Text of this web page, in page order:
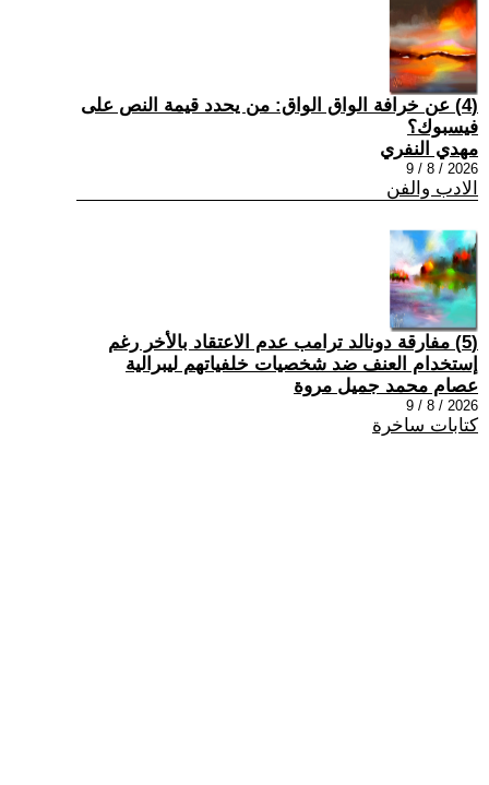
(4) عن خرافة الواق الواق: من يحدد قيمة النص على
فيسبوك؟
مهدي النفري
2026 / 8 / 9
الادب والفن
(5) مفارقة دونالد ترامب عدم الاعتقاد بالأخر رغم
إستخدام العنف ضد شخصيات خلفياتهم ليبرالية
عصام محمد جميل مروة
2026 / 8 / 9
كتابات ساخرة